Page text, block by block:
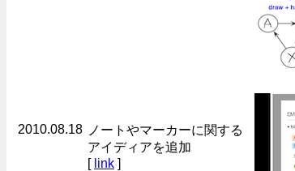
2010.08.18 ノートやマーカーに関する
アイディアを追加
[ link ]